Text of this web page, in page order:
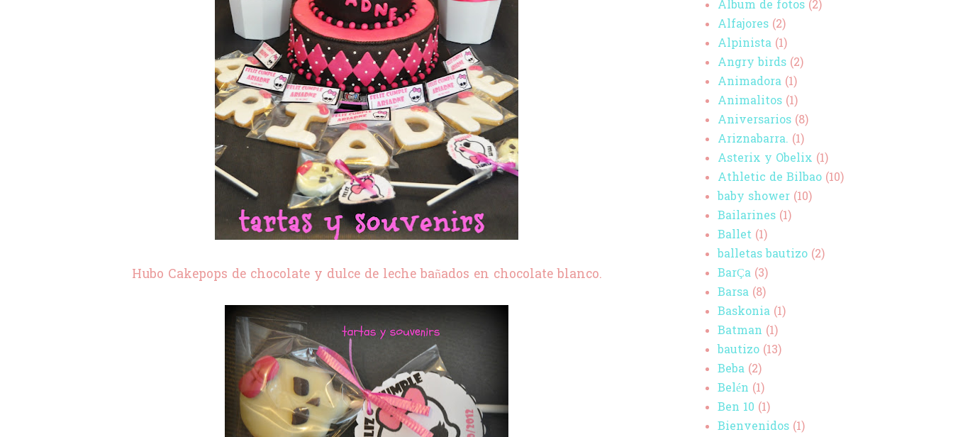
Hubo Cakepops de chocolate y dulce de leche bañados en chocolate blanco.
Album de fotos (2)
Alfajores (2)
Alpinista (1)
Angry birds (2)
Animadora (1)
Animalitos (1)
Aniversarios (8)
Ariznabarra. (1)
Asterix y Obelix (1)
Athletic de Bilbao (10)
baby shower (10)
Bailarines (1)
Ballet (1)
balletas bautizo (2)
BarÇa (3)
Barsa (8)
Baskonia (1)
Batman (1)
bautizo (13)
Beba (2)
Belén (1)
Ben 10 (1)
Bienvenidos (1)